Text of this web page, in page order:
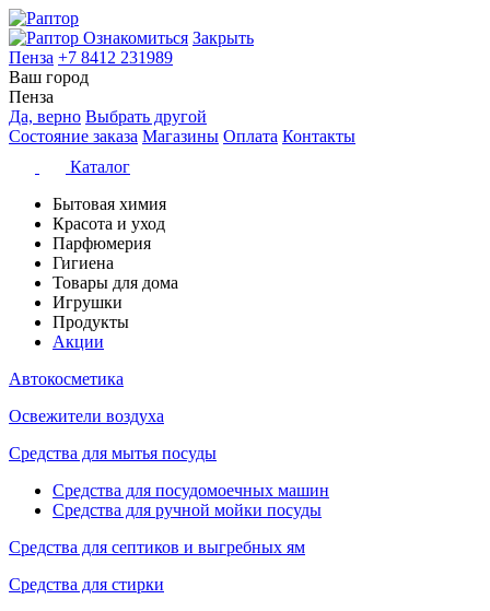
Ознакомиться Закрыть
Пенза +7 8412 231989
Ваш город
Пенза
Да, верно Выбрать другой
Состояние заказа Магазины Оплата Контакты
Каталог
Бытовая химия
Красота и уход
Парфюмерия
Гигиена
Товары для дома
Игрушки
Продукты
Акции
Автокосметика
Освежители воздуха
Средства для мытья посуды
Средства для посудомоечных машин
Средства для ручной мойки посуды
Средства для септиков и выгребных ям
Средства для стирки